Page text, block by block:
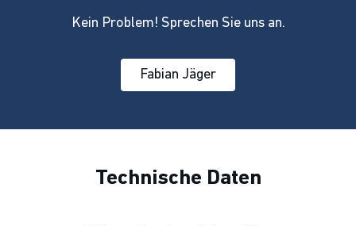
Kein Problem! Sprechen Sie uns an.
Fabian Jäger
Technische Daten